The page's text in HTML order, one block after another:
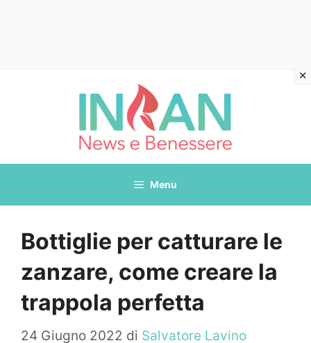
Menu
Bottiglie per catturare le
zanzare, come creare la
trappola perfetta
24 Giugno 2022 di Salvatore Lavino